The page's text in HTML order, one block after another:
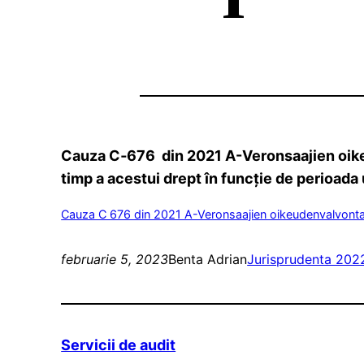
Cauza C‑676 din 2021 A-Veronsaajien
timp a acestui drept în funcție de
Cauza C 676 din 2021 A-Veronsaajien
februarie 5, 2023Benta AdrianJurisprudenta
Servicii de audit